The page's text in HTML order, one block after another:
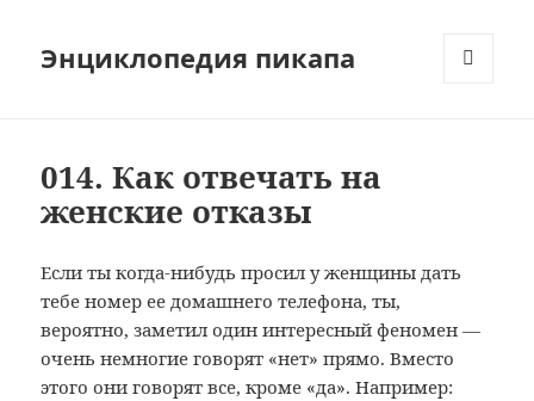
Энциклопедия пикапа
014. Как отвечать на
женские отказы
Если ты когда-нибудь просил у женщины дать
тебе номер ее домашнего телефона, ты,
вероятно, заметил один интересный феномен —
очень немногие говорят «нет» прямо. Вместо
этого они говорят все, кроме «да». Например: